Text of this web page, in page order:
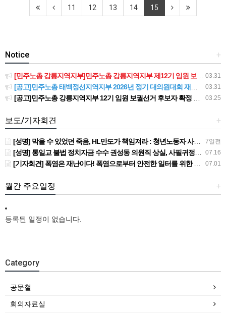
11 12 13 14 15
+
Notice
03.31
[민주노총 강릉지역지부]민주노총 강릉지역지부 제12기 임원 보궐선거결과 공고
03.31
[공고]민주노총 태백정선지역지부 2026년 정기 대의원대회 재소집 건
03.25
[공고]민주노총 강릉지역지부 12기 임원 보궐선거 후보자 확정 공고
+
보도/기자회견
7일전
[성명] 막을 수 있었던 죽음, HL만도가 책임져라 : 청년노동자 사망사고의 철저한 진상규명과 재발방지 대책 마련하라
07.16
[성명] 통일교 불법 정치자금 수수 권성동 의원직 상실, 사필귀정이다
07.01
[기자회견] 폭염은 재난이다! 폭염으로부터 안전한 일터를 위한 민주노총 강원지역본부 폭염감시단 선포 기자회견
+
월간 주요일정
등록된 일정이 없습니다.
Category
공문철
회의자료실